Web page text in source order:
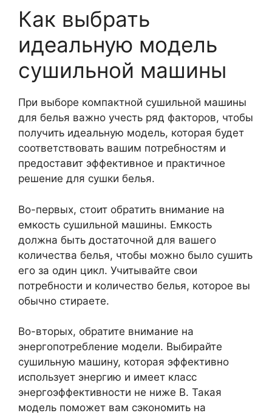
Как выбрать
идеальную модель
сушильной машины
При выборе компактной сушильной машины
для белья важно учесть ряд факторов, чтобы
получить идеальную модель, которая будет
соответствовать вашим потребностям и
предоставит эффективное и практичное
решение для сушки белья.
Во-первых, стоит обратить внимание на
емкость сушильной машины. Емкость
должна быть достаточной для вашего
количества белья, чтобы можно было сушить
его за один цикл. Учитывайте свои
потребности и количество белья, которое вы
обычно стираете.
Во-вторых, обратите внимание на
энергопотребление модели. Выбирайте
сушильную машину, которая эффективно
использует энергию и имеет класс
энергоэффективности не ниже В. Такая
модель поможет вам сэкономить на